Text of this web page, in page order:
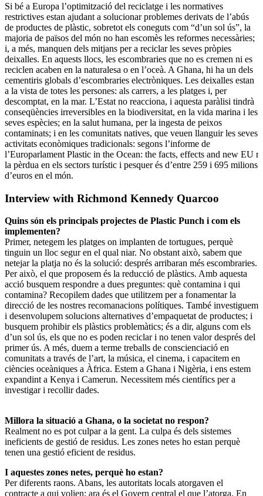
Si bé a Europa l’optimització del reciclatge i les normatives
restrictives estan ajudant a solucionar problemes derivats de l’abús
de productes de plàstic, sobretot els coneguts com “d’un sol ús”, la
majoria de països del món no han escomès les reformes necessàries;
i, a més, manquen dels mitjans per a reciclar les seves pròpies
deixalles. En aquests llocs, les escombraries que no es cremen ni es
reciclen acaben en la naturalesa o en l’oceà. A Ghana, hi ha un dels
cementiris globals d’escombraries electròniques. Les deixalles estan
a la vista de totes les persones: als carrers, a les platges i, per
descomptat, en la mar. L’Estat no reacciona, i aquesta paràlisi tindrà
conseqüències irreversibles en la biodiversitat, en la vida marina i les
seves espècies; en la salut humana, per la ingesta de peixos
contaminats; i en les comunitats natives, que veuen llanguir les seves
activitats econòmiques tradicionals: segons l’informe de
l’Europarlament Plastic in the Ocean: the facts, effects and new EU
la pèrdua en els sectors turístic i pesquer és d’entre 259 i 695 milions
d’euros en el món.
Interview with Richmond Kennedy Quarcoo
Quins són els principals projectes de Plastic Punch i com els
implementen?
Primer, netegem les platges on implanten de tortugues, perquè
tinguin un lloc segur en el qual niar. No obstant això, sabem que
netejar la platja no és la solució: després arribaran més escombraries.
Per això, el que proposem és la reducció de plàstics. Amb aquesta
acció busquem respondre a dues preguntes: què contamina i qui
contamina? Recopilem dades que utilitzem per a fonamentar la
direcció de les nostres recomanacions polítiques. També investiguem
i desenvolupem solucions alternatives d’empaquetat de productes; i
busquem prohibir els plàstics problemàtics; és a dir, alguns com els
d’un sol ús, els que no es poden reciclar i no tenen valor després del
primer ús. A més, duem a terme treballs de conscienciació en
comunitats a través de l’art, la música, el cinema, i capacitem en
ciències oceàniques a Àfrica. Estem a Ghana i Nigèria, i ens estem
expandint a Kenya i Camerun. Necessitem més científics per a
investigar i recollir dades.
Millora la situació a Ghana, o la societat no respon?
Realment no es pot culpar a la gent. La culpa és dels sistemes
ineficients de gestió de residus. Les zones netes ho estan perquè
tenen una gestió eficient de residus.
I aquestes zones netes, perquè ho estan?
Per diferents raons. Abans, les autoritats locals atorgaven el
contracte a qui volien; ara és el Govern central el que l’atorga. En